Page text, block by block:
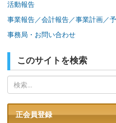
活動報告
事業報告／会計報告／事業計画／
事務局・お問い合わせ
このサイトを検索
索:
正会員登録